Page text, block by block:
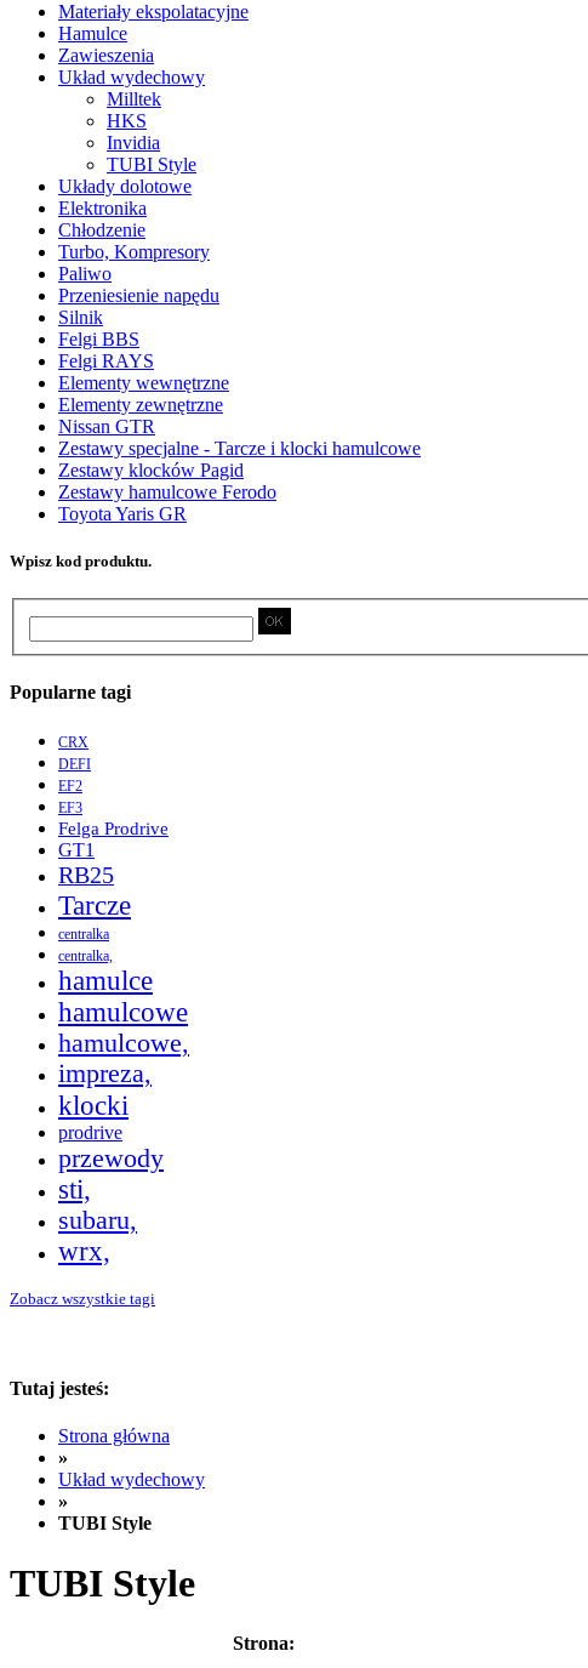
Materiały ekspolatacyjne
Hamulce
Zawieszenia
Układ wydechowy
Milltek
HKS
Invidia
TUBI Style
Układy dolotowe
Elektronika
Chłodzenie
Turbo, Kompresory
Paliwo
Przeniesienie napędu
Silnik
Felgi BBS
Felgi RAYS
Elementy wewnętrzne
Elementy zewnętrzne
Nissan GTR
Zestawy specjalne - Tarcze i klocki hamulcowe
Zestawy klocków Pagid
Zestawy hamulcowe Ferodo
Toyota Yaris GR
Wpisz kod produktu.
Popularne tagi
CRX
DEFI
EF2
EF3
Felga Prodrive
GT1
RB25
Tarcze
centralka
centralka,
hamulce
hamulcowe
hamulcowe,
impreza,
klocki
prodrive
przewody
sti,
subaru,
wrx,
Zobacz wszystkie tagi
Tutaj jesteś:
Strona główna
»
Układ wydechowy
»
TUBI Style
TUBI Style
Strona: